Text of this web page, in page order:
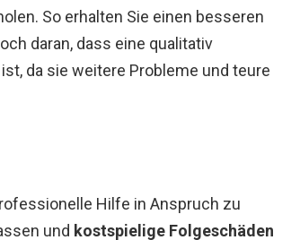
So erhalten Sie einen besseren
daran, dass eine qualitativ
da sie weitere Probleme und teure
Hilfe in Anspruch zu
und kostspielige Folgeschäden